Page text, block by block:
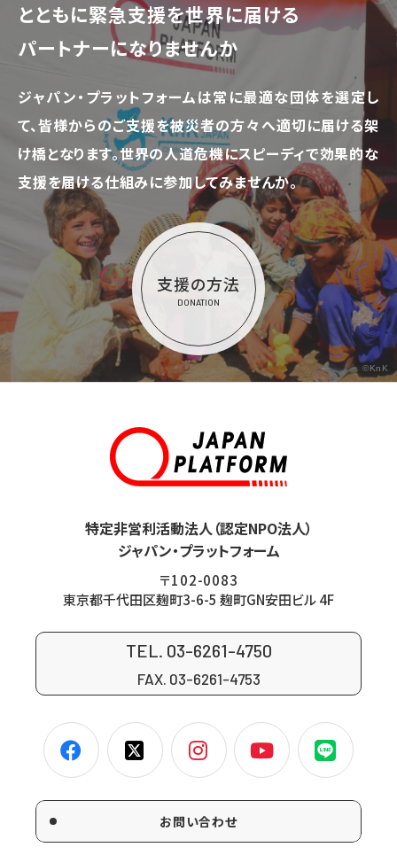
とともに緊急支援を世界に届ける
パートナーになりませんか
ジャパン・プラットフォームは常に最適な団体を選定し
て、皆様からのご支援を被災者の方々へ適切に届ける架
け橋となります。世界の人道危機にスピーディで効果的な
支援を届ける仕組みに参加してみませんか。
支援の方法
DONATION
©KnK
特定非営利活動法人（認定NPO法人）
ジャパン・プラットフォーム
〒102-0083
東京都千代田区麹町3-6-5 麹町GN安田ビル 4F
TEL. 03-6261-4750
FAX. 03-6261-4753
お問い合わせ